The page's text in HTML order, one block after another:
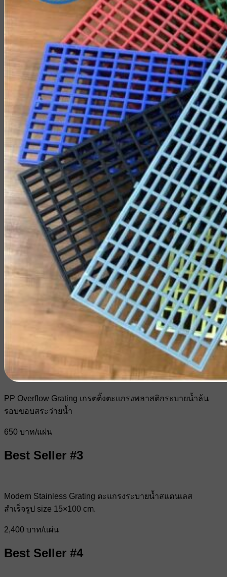
PP Overflow Grating เกรตติ้งตะแกรงพลาสติกระบายน้ำล้น
รอบขอบสระว่ายน้ำ
650 บาท/แผ่น
Best Seller #3
Modern Stainless Grating ตะแกรงระบายน้ำสแตนเลส
สำเร็จรูป size 15×100 cm.
2,400 บาท/แผ่น
Best Seller #4